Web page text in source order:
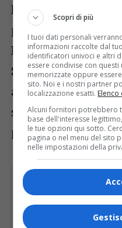
Nel corso
partecipato anche
Paolo Valerio, il
Stefano Curtie il
ai teatriSerena
sottolineata la
proposta nel 2025.
Scopri di più
I tuoi dati personali
informazioni raccolte dal
identificatori univoci e altri
essere condivise con
memorizzate oppure
sito. Noi e i nostri partner
localizzazione esatti.
Alcuni fornitori potrebbero
base dell'interesse
le tue opzioni qui sotto.
pagina o nel menu del sito
nelle impostazioni della